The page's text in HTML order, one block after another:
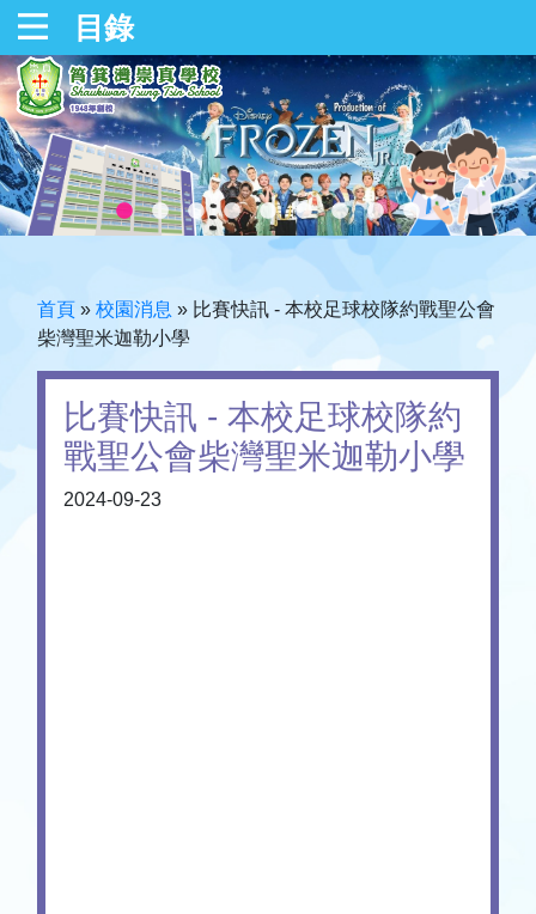
目錄
首頁 » 校園消息 » 比賽快訊 - 本校足球校隊約戰聖公會
柴灣聖米迦勒小學
比賽快訊 - 本校足球校隊約
戰聖公會柴灣聖米迦勒小學
2024-09-23